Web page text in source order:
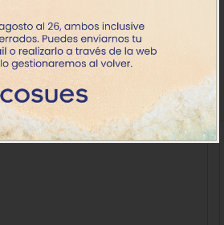
la misma categoría